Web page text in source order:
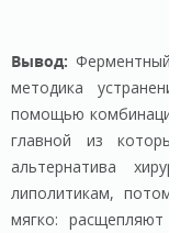
Вывод:
методика
помощью
главной из
альтернатива
липолитикам,
мягко: